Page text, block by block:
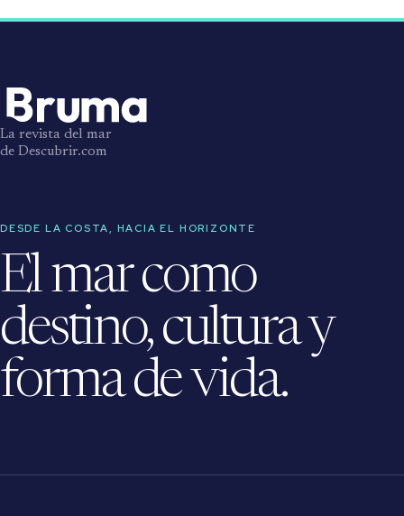
La revista del mar
de Descubrir.com
DESDE LA COSTA, HACIA EL HORIZONTE
El mar como
destino, cultura y
forma de vida.